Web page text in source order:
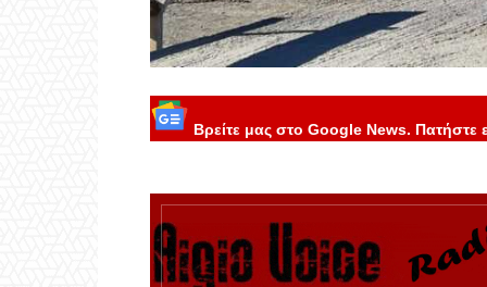
Βρείτε μας στο Google News. Πατήστε